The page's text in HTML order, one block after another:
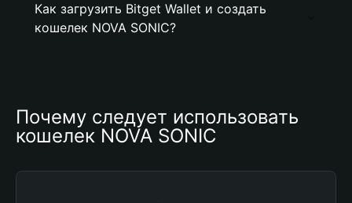
Как загрузить Bitget Wallet и создать
кошелек NOVA SONIC?
Почему следует использовать
кошелек NOVA SONIC